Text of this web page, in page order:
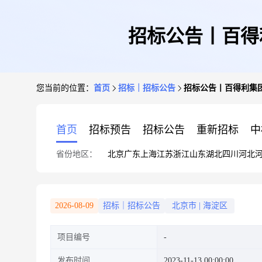
招标公告丨百
您当前的位置： 首页 招标｜招标公告 招标公告丨百得利集
首页 招标预告 招标公告 重新招标
省份地区： 北京广东 上海江苏浙江山东湖北四川 河北
2026-08-09 招标｜招标公告 北京市 海淀区
项目编号